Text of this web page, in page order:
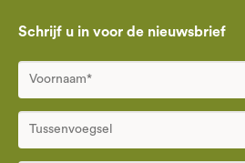
Schrijf u in voor de nieuwsbrief